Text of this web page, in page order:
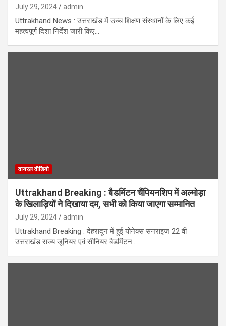
July 29, 2024 admin
Uttrakhand News : उत्तराखंड में उच्च शिक्षण संस्थानों के लिए कई
महत्वपूर्ण दिशा निर्देश जारी किए…
वायरल वीडियो
Uttrakhand Breaking : बैडमिंटन चैंपियनशिप में अल्मोड़ा
के खिलाड़ियों ने दिखाया दम, सभी को किया जाएगा सम्मानित
July 29, 2024 admin
Uttrakhand Breaking : देहरादून में हुई योनेक्स सनराइज 22 वीं
उत्तराखंड राज्य जूनियर एवं सीनियर बैडमिंटन…